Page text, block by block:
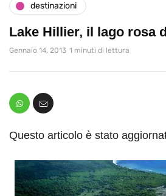
destinazioni
Lake Hillier, il lago rosa
Gennaio 14, 2013 1 minuti di lettura
Questo articolo è stato